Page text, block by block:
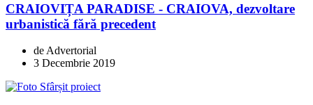
CRAIOVIȚA PARADISE - CRAIOVA, dezvoltare
urbanistică fără precedent
de Advertorial
3 Decembrie 2019